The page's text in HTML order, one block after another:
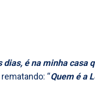
é na minha casa
“Quem é a